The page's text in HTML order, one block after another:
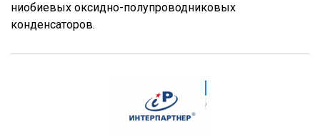
ниобиевых оксидно-полупроводниковых
конденсаторов.